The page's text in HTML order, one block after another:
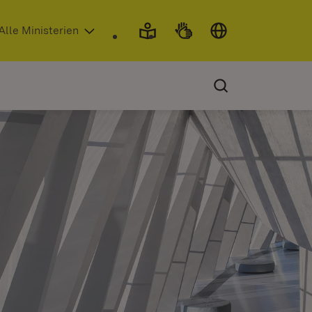
neuem Fenster)
Ministerien